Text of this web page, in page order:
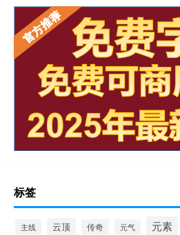
标签
主线 云顶 传奇 元气 元素